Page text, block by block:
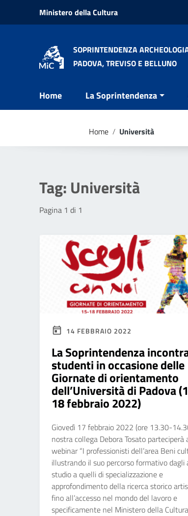
Vai ai contenuti
Vai al menu di navigazione
Ministero della Cultura
SOPRINTENDENZA
PADOVA, TREVISO E BELLUNO
Home La Soprintendenza
Home / Università
Tag: Università
Pagina 1 di 1
14 FEBBRAIO 2022
La Soprintendenza
studenti in occasione delle
Giornate di orientamento
dell’Università di Padova
18 febbraio 2022)
Giovedì 17 febbraio 2022 (ore 13.30-
nostra collega Debora Tosato parteciperà
webinar “I professionisti dell’area Beni
illustrando il suo percorso formativo dagli
studio a quelli di specializzazione e
approfondimento della ricerca storico
fino all’accesso nel mondo del lavoro e
specificamente nel Ministero della